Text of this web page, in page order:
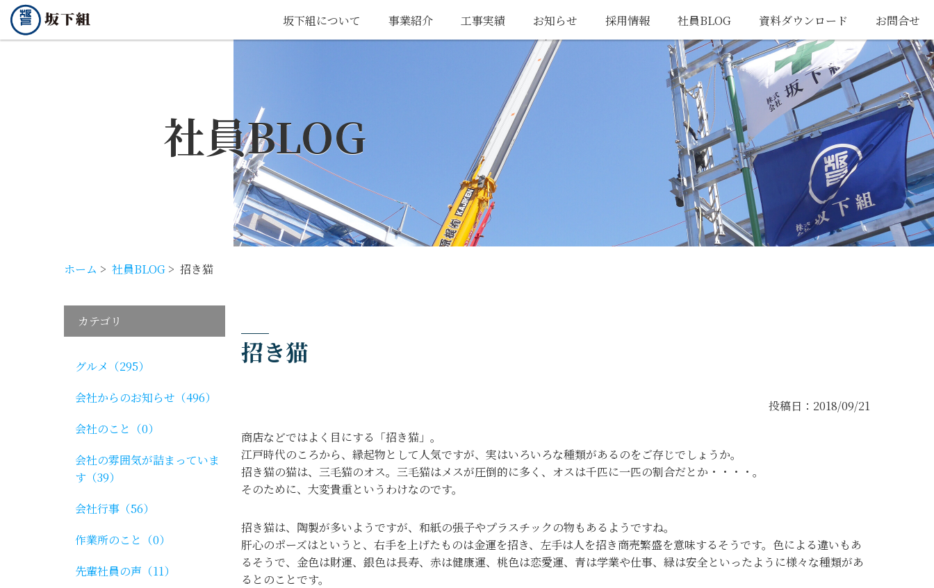
坂下組について 事業紹介 工事実績 お知らせ 採用情報 社員BLOG 資料ダウンロード お問合せ
社員BLOG
ホーム > 社員BLOG > 招き猫
招き猫
投稿日：2018/09/21
商店などではよく目にする「招き猫」。
江戸時代のころから、縁起物として人気ですが、実はいろいろな種類があるのをご存じでしょうか。
招き猫の猫は、三毛猫のオス。三毛猫はメスが圧倒的に多く、オスは千匹に一匹の割合だとか・・・・。
そのために、大変貴重というわけなのです。
招き猫は、陶製が多いようですが、和紙の張子やプラスチックの物もあるようですね。
肝心のポーズはというと、右手を上げたものは金運を招き、左手は人を招き商売繁盛を意味するそうです。色による違いもあ
るそうで、金色は財運、銀色は長寿、赤は健康運、桃色は恋愛運、青は学業や仕事、緑は安全といったように様々な種類があ
るとのことです。
カテゴリ
グルメ（295）
会社からのお知らせ（496）
会社のこと（0）
会社の雰囲気が詰まっていま
す（39）
会社行事（56）
作業所のこと（0）
先輩社員の声（11）